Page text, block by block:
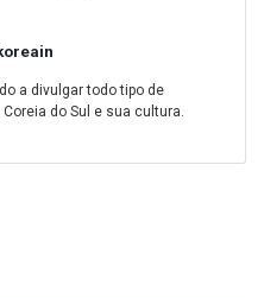
a divulgar todo tipo de
do Sul e sua cultura.